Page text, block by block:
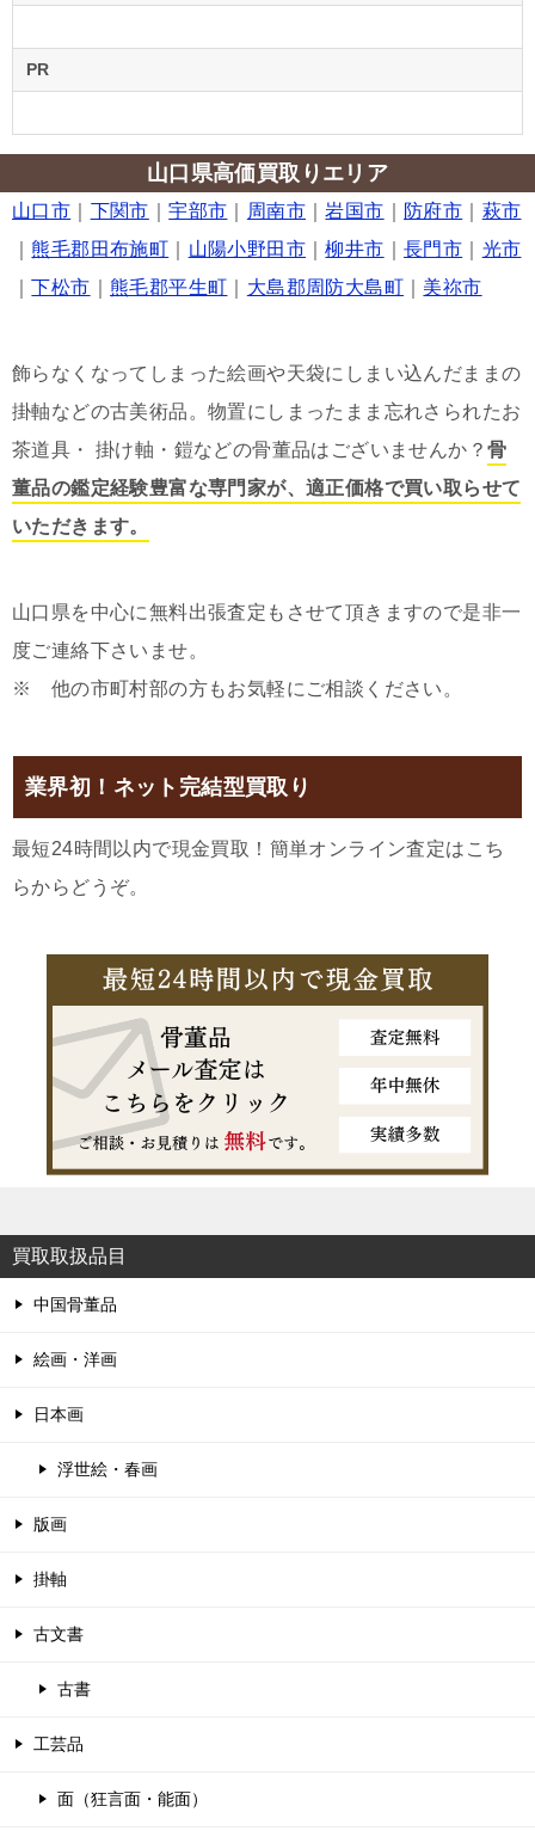
PR
山口県高価買取りエリア
山口市 下関市 ｜宇部市 周南市 ｜岩国市 防府市
萩市
｜熊毛郡田布施町 山陽小野田市 ｜柳井市 ｜長門市
光市
下松市 ｜熊毛郡平生町 大島郡周防大島町 美祢市
飾らなくなってしまった絵画や天袋にしまい込んだままの
掛軸などの古美術品。物置にしまったまま忘れさられたお
茶道具・ 掛け軸・鎧などの骨董品はございませんか？ 骨
董品の鑑定経験豊富な専門家が、適正価格で買い取らせて
いただきます。
山口県を中心に無料出張査定もさせて頂きますので是非一
度ご連絡下さいませ。
※ 他の市町村部の方もお気軽にご相談ください。
業界初！ネット完結型買取り
最短24時間以内で現金買取！簡単オンライン査定はこち
らからどうぞ。
買取取扱品目
中国骨董品
絵画・洋画
日本画
浮世絵・春画
版画
掛軸
古文書
古書
工芸品
面（狂言面・能面）